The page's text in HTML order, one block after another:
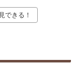
できる！